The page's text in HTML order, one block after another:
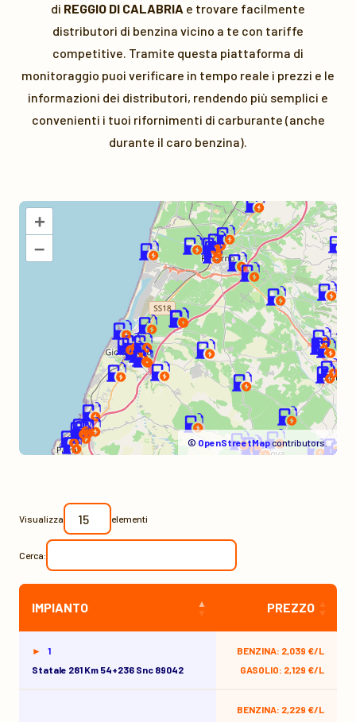
di REGGIO DI CALABRIA e trovare facilmente
distributori di benzina vicino a te con tariffe
competitive. Tramite questa piattaforma di
monitoraggio puoi verificare in tempo reale i prezzi e le
informazioni dei distributori, rendendo più semplici e
convenienti i tuoi rifornimenti di carburante (anche
durante il caro benzina).
+
–
© OpenStreetMapcontributors.
Visualizza elementi
Cerca:
IMPIANTO PREZZO
1
Statale 281 Km 54+236 Snc 89042
BENZINA: 2,039 €/L
GASOLIO: 2,129 €/L
BENZINA: 2,229 €/L